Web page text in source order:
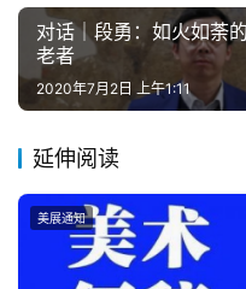
对话｜段勇：如火如荼
老者
2020年7月2日 上午1:11
延伸阅读
美展通知